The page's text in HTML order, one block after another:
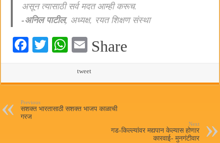
असून त्यासाठी सर्व मदत आम्ही करूच.
-अनिल पाटील, अध्यक्ष, रयत शिक्षण संस्था
Fa T
W
ts
pp
E
ail
Share
tweet
Previous
सशक्त भारतासाठी सशक्त भाजप काळाची
गरज
Next
गड-किल्ल्यांवर मद्यपान केल्यास होणार
कारवाई- मुनगंटीवार